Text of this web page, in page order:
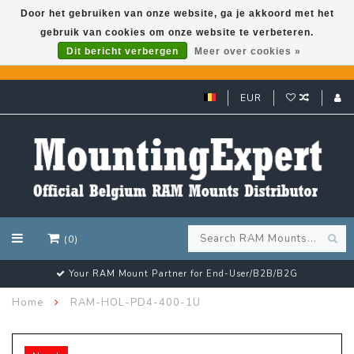
GARMIN GPS met een superkorting tot 50%? Klik hier!
EUR
(0)
Customer email support 24/7!
Home RAM-HOL-PD4-400-1U
Door het gebruiken van onze website, ga je akkoord met het
gebruik van cookies om onze website te verbeteren.
Dit bericht verbergen
Meer over cookies »